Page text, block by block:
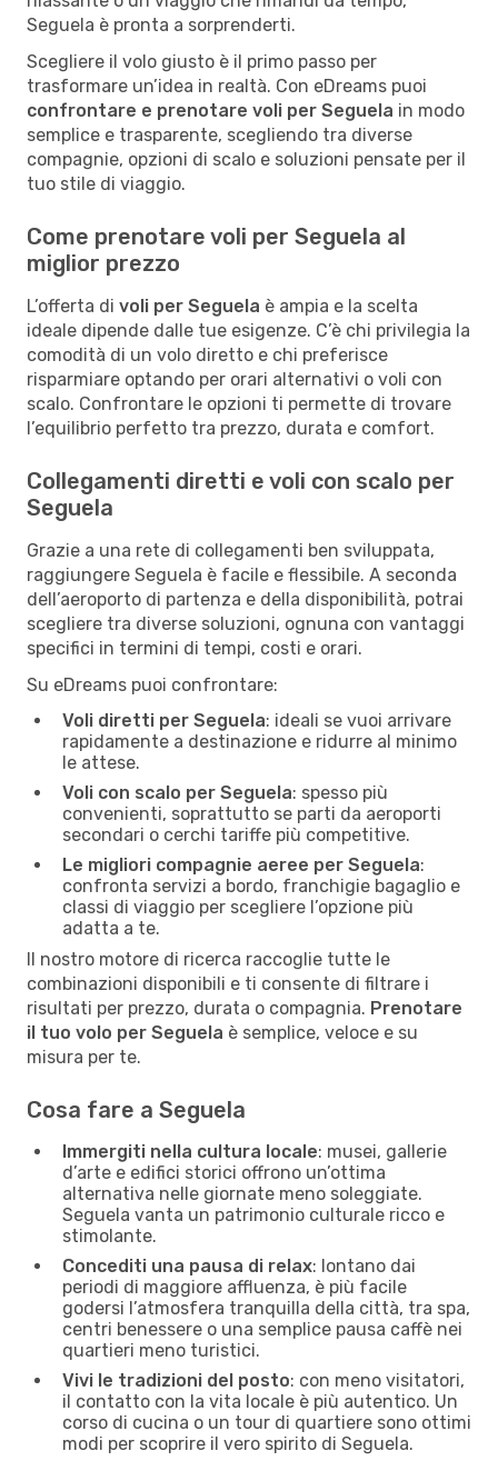
Seguela è pronta a sorprenderti.
Scegliere il volo giusto è il primo passo per
trasformare un’idea in realtà. Con eDreams puoi
confrontare e prenotare voli per Seguela in modo
semplice e trasparente, scegliendo tra diverse
compagnie, opzioni di scalo e soluzioni pensate per il
tuo stile di viaggio.
Come prenotare voli per Seguela al
miglior prezzo
L’offerta di voli per Seguela è ampia e la scelta
ideale dipende dalle tue esigenze. C’è chi privilegia la
comodità di un volo diretto e chi preferisce
risparmiare optando per orari alternativi o voli con
scalo. Confrontare le opzioni ti permette di trovare
l’equilibrio perfetto tra prezzo, durata e comfort.
Collegamenti diretti e voli con scalo per
Seguela
Grazie a una rete di collegamenti ben sviluppata,
raggiungere Seguela è facile e flessibile. A seconda
dell’aeroporto di partenza e della disponibilità, potrai
scegliere tra diverse soluzioni, ognuna con vantaggi
specifici in termini di tempi, costi e orari.
Su eDreams puoi confrontare:
Voli diretti per Seguela: ideali se vuoi arrivare
rapidamente a destinazione e ridurre al minimo
le attese.
Voli con scalo per Seguela: spesso più
convenienti, soprattutto se parti da aeroporti
secondari o cerchi tariffe più competitive.
Le migliori compagnie aeree per Seguela:
confronta servizi a bordo, franchigie bagaglio e
classi di viaggio per scegliere l’opzione più
adatta a te.
Il nostro motore di ricerca raccoglie tutte le
combinazioni disponibili e ti consente di filtrare i
risultati per prezzo, durata o compagnia. Prenotare
il tuo volo per Seguela è semplice, veloce e su
misura per te.
Cosa fare a Seguela
Immergiti nella cultura locale: musei, gallerie
d’arte e edifici storici offrono un’ottima
alternativa nelle giornate meno soleggiate.
Seguela vanta un patrimonio culturale ricco e
stimolante.
Concediti una pausa di relax: lontano dai
periodi di maggiore affluenza, è più facile
godersi l’atmosfera tranquilla della città, tra spa,
centri benessere o una semplice pausa caffè nei
quartieri meno turistici.
Vivi le tradizioni del posto: con meno visitatori,
il contatto con la vita locale è più autentico. Un
corso di cucina o un tour di quartiere sono ottimi
modi per scoprire il vero spirito di Seguela.